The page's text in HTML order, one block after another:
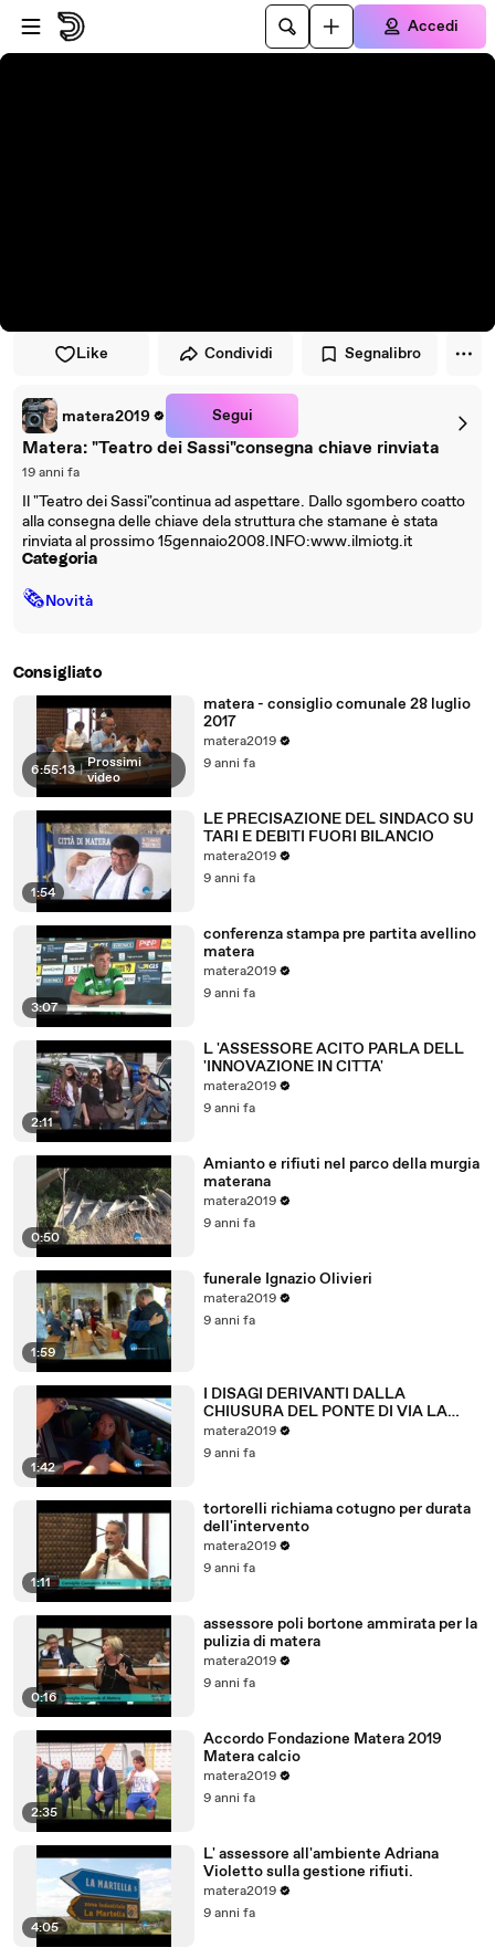
Vai al lettore
Passa al contenuto principale
Accedi
Like Condividi Segnalibro
matera2019 Segui
Matera: "Teatro dei Sassi"consegna chiave rinviata
19 anni fa
Il "Teatro dei Sassi"continua ad aspettare. Dallo sgombero coatto
alla consegna delle chiave dela struttura che stamane è stata
rinviata al prossimo 15gennaio2008.INFO:www.ilmiotg.it
Categoria
🗞Novità
Consigliato
6:55:13 | Prossimi
video
matera - consiglio comunale 28 luglio
2017
matera2019
9 anni fa
1:54
LE PRECISAZIONE DEL SINDACO SU
TARI E DEBITI FUORI BILANCIO
matera2019
9 anni fa
3:07
conferenza stampa pre partita avellino
matera
matera2019
9 anni fa
2:11
L 'ASSESSORE ACITO PARLA DELL
'INNOVAZIONE IN CITTA'
matera2019
9 anni fa
0:50
Amianto e rifiuti nel parco della murgia
materana
matera2019
9 anni fa
1:59
funerale Ignazio Olivieri
matera2019
9 anni fa
1:42
I DISAGI DERIVANTI DALLA
CHIUSURA DEL PONTE DI VIA LA
MARTELLA A MATERA.
matera2019
9 anni fa
1:11
tortorelli richiama cotugno per durata
dell'intervento
matera2019
9 anni fa
0:16
assessore poli bortone ammirata per la
pulizia di matera
matera2019
9 anni fa
2:35
Accordo Fondazione Matera 2019
Matera calcio
matera2019
9 anni fa
4:05
L' assessore all'ambiente Adriana
Violetto sulla gestione rifiuti.
matera2019
9 anni fa